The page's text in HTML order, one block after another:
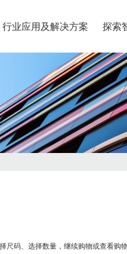
尖货专区
鹭智能app专属尖货
定位宝
石墨烯系
呵护、健康
青少年
鞋类
服装
行业应用及解决方案 探索
配送
时间
快递公司
说明
退换货
退款方式
退换货政
退换货流
尺码、选择数量，继续购物或查看购物